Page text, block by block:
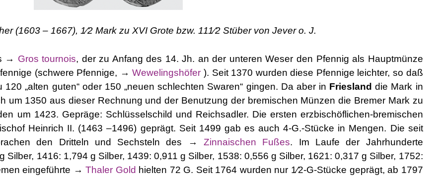
(1603 – 1667), 1⁄2 Mark zu XVI Grote bzw. 111⁄2 Stüber von Jever o. J.
→ Gros tournois, der zu Anfang des 14. Jh. an der unteren Weser den Pfennig als Hauptmünze
(schwere Pfennige, →Wewelingshöfer ). Seit 1370 wurden diese Pfennige leichter, so daß
„alten guten“ oder 150 „neuen schlechten Swaren“ gingen. Da aber in Friesland die Mark in
um 1350 aus dieser Rechnung und der Benutzung der bremischen Münzen die Bremer Mark zu
um 1423. Gepräge: Schlüsselschild und Reichsadler. Die ersten erzbischöflichen-bremischen
Heinrich II. (1463 –1496) geprägt. Seit 1499 gab es auch 4-G.-Stücke in Mengen. Die seit
den Dritteln und Sechsteln des →Zinnaischen Fußes. Im Laufe der Jahrhunderte
1416: 1,794 g Silber, 1439: 0,911 g Silber, 1538: 0,556 g Silber, 1621: 0,317 g Silber, 1752:
eingeführte →Thaler Gold hielten 72 G. Seit 1764 wurden nur 1⁄2-G-Stücke geprägt, ab 1797